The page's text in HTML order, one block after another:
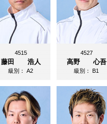
4515
藤田 浩人
級別：A2
4527
高野 心吾
級別：B1